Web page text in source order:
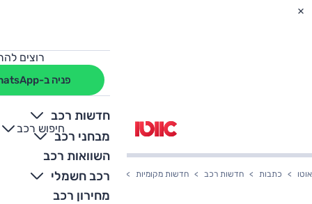
רוצים
פניה ב-WhatsApp
חדשות רכב
מבחני רכב
השוואות רכב
רכב חשמלי
מחירון רכב
חיפוש רכב
+
-
אוטו כתבות חדשות רכב חדשות מקומיות AIWAYS – התכניות לעתיד